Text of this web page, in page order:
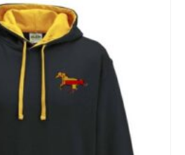
à
44.50€